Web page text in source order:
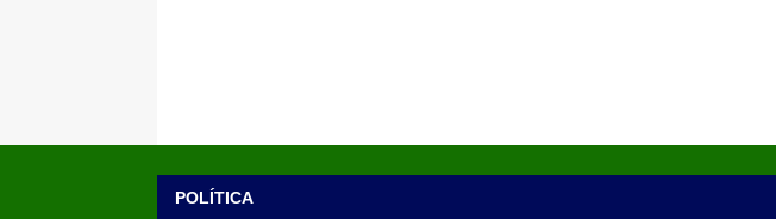
POLÍTICA